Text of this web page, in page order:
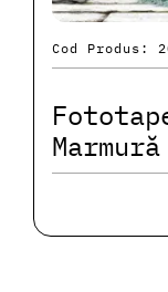
Cod Produs:
Marmură